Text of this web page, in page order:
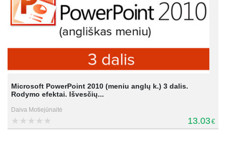
Microsoft PowerPoint 2010 (meniu anglų k.) 3 dalis.
Rodymo efektai. Išvesčių...
Daiva Motiejūnaitė
13.03€